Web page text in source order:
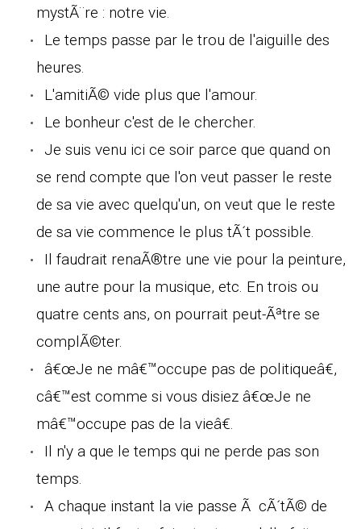
mystÃ¨re : notre vie.
Le temps passe par le trou de l'aiguille des
heures.
L'amitiÃ© vide plus que l'amour.
Le bonheur c'est de le chercher.
Je suis venu ici ce soir parce que quand on
se rend compte que l'on veut passer le reste
de sa vie avec quelqu'un, on veut que le reste
de sa vie commence le plus tÃ´t possible.
Il faudrait renaÃ®tre une vie pour la peinture,
une autre pour la musique, etc. En trois ou
quatre cents ans, on pourrait peut-Ãªtre se
complÃ©ter.
â€œJe ne mâ€™occupe pas de politiqueâ€,
câ€™est comme si vous disiez â€œJe ne
mâ€™occupe pas de la vieâ€.
Il n'y a que le temps qui ne perde pas son
temps.
A chaque instant la vie passe Ã cÃ´tÃ© de